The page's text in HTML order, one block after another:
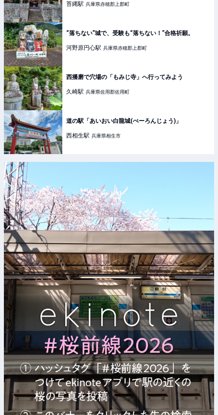
苔縄駅 兵庫県赤穂郡上郡町
“落ちない”城で、受験も“落ちない！”合格祈願。
河野原円心駅 兵庫県赤穂郡上郡町
西播磨で穴場の「もみじ寺」へ行ってみよう
久崎駅 兵庫県佐用郡佐用町
道の駅「あいおい白龍城(ぺーろんじょう)」
西相生駅 兵庫県相生市